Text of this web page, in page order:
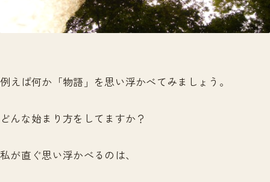
例えば何か「物語」を思い浮かべてみましょう。
どんな始まり方をしてますか？
私が直ぐ思い浮かべるのは、